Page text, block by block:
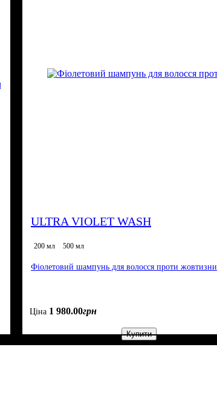
ULTRA VIOLET WASH
200 мл 500 мл
Фіолетовий шампунь для волосся проти жовтизни
Ціна 1 980.00грн
Купити